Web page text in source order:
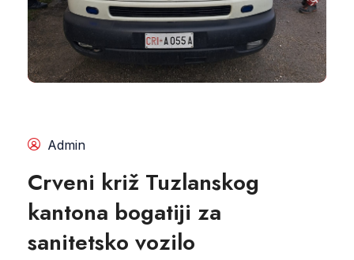
Admin
Crveni križ Tuzlanskog
kantona bogatiji za
sanitetsko vozilo